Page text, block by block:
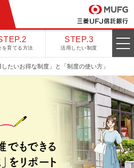
を育てる方法
STEP.3
活用したい制度
たいお得な制度」と「制度の使い方」